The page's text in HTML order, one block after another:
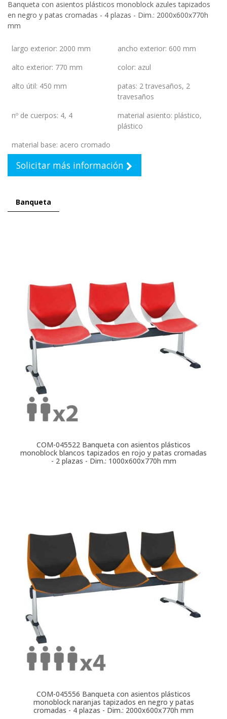
Banqueta con asientos plásticos monoblock azules tapizados
en negro y patas cromadas - 4 plazas - Dim.: 2000x600x770h
mm
largo exterior: 2000 mm ancho exterior: 600 mm
alto exterior: 770 mm color: azul
alto útil: 450 mm patas: 2 travesaños, 2
travesaños
nº de cuerpos: 4, 4 material asiento: plástico,
plástico
material base: acero cromado
Solicitar más información
Banqueta
COM-045522 Banqueta con asientos plásticos
monoblock blancos tapizados en rojo y patas cromadas
- 2 plazas - Dim.: 1000x600x770h mm
COM-045556 Banqueta con asientos plásticos
monoblock naranjas tapizados en negro y patas
cromadas - 4 plazas - Dim.: 2000x600x770h mm